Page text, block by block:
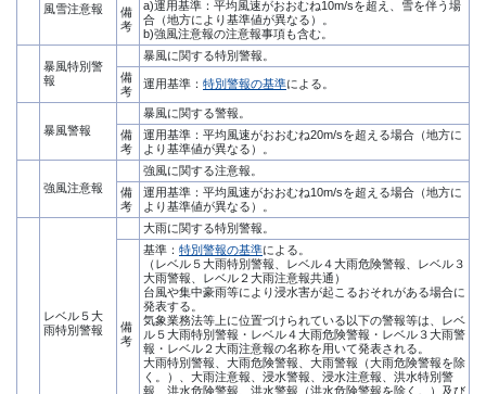
風雪注意報
備
考
a)運用基準：平均風速がおおむね10m/sを超え、雪を伴う場
合（地方により基準値が異なる）。
b)強風注意報の注意報事項も含む。
暴風特別警
報
暴風に関する特別警報。
備
考
運用基準： 特別警報の基準による。
暴風警報
暴風に関する警報。
備
考
運用基準：平均風速がおおむね20m/sを超える場合（地方に
より基準値が異なる）。
強風注意報
強風に関する注意報。
備
考
運用基準：平均風速がおおむね10m/sを超える場合（地方に
より基準値が異なる）。
レベル５大
雨特別警報
大雨に関する特別警報。
備
考
基準： 特別警報の基準による。
（レベル５大雨特別警報、レベル４大雨危険警報、レベル３
大雨警報、レベル２大雨注意報共通）
台風や集中豪雨等により浸水害が起こるおそれがある場合に
発表する。
気象業務法等上に位置づけられている以下の警報等は、レベ
ル５大雨特別警報・レベル４大雨危険警報・レベル３大雨警
報・レベル２大雨注意報の名称を用いて発表される。
大雨特別警報、大雨危険警報、大雨警報（大雨危険警報を除
く。）、大雨注意報、浸水警報、浸水注意報、洪水特別警
報、洪水危険警報、洪水警報（洪水危険警報を除く。）及び